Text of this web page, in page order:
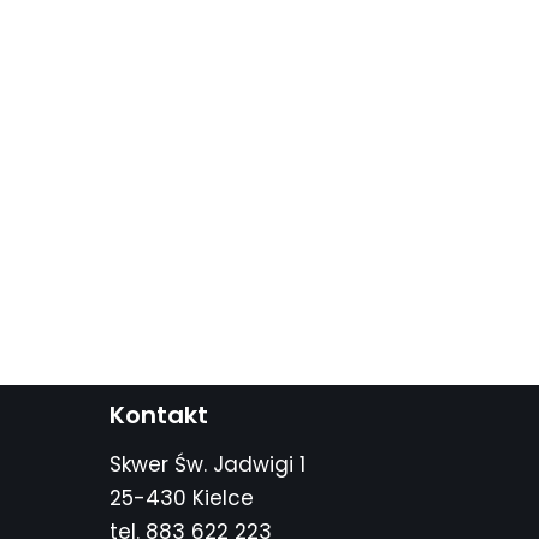
Kontakt
Skwer Św. Jadwigi 1
25-430 Kielce
tel. 883 622 223